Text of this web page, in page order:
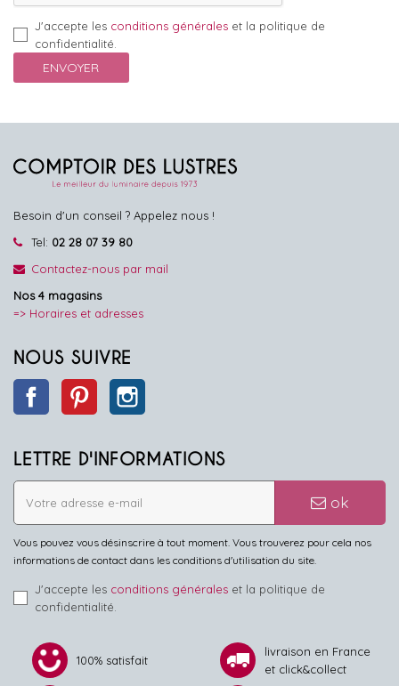
J'accepte les conditions générales et la politique de
confidentialité.
Besoin d'un conseil ? Appelez nous !
Tel: 02 28 07 39 80
Contactez-nous par mail
Nos 4 magasins
=> Horaires et adresses
NOUS SUIVRE
Facebook Pinterest
LETTRE D'INFORMATIONS
ok
Vous pouvez vous désinscrire à tout moment. Vous trouverez pour cela nos
informations de contact dans les conditions d'utilisation du site.
J'accepte les conditions générales et la politique de
confidentialité.
100% satisfait
livraison en France
et click&collect